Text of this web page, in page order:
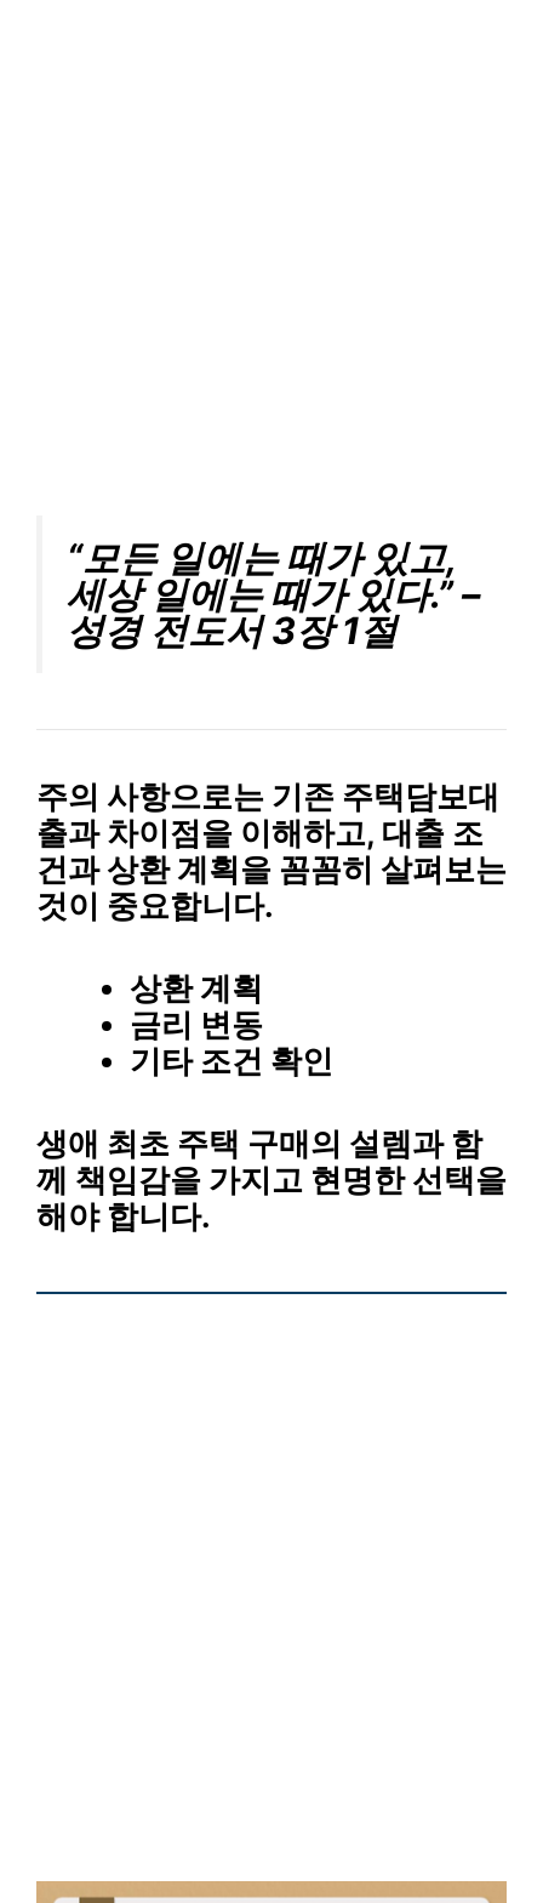
“모든 일에는 때가 있고,
세상 일에는 때가 있다.” –
성경 전도서 3장 1절
주의 사항으로는 기존 주택담보대
출과 차이점을 이해하고, 대출 조
건과 상환 계획을 꼼꼼히 살펴보는
것이 중요합니다.
상환 계획
금리 변동
기타 조건 확인
생애 최초 주택 구매의 설렘과 함
께 책임감을 가지고 현명한 선택을
해야 합니다.